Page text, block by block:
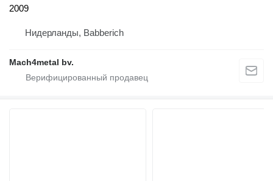
2009
Нидерланды, Babberich
Mach4metal bv.